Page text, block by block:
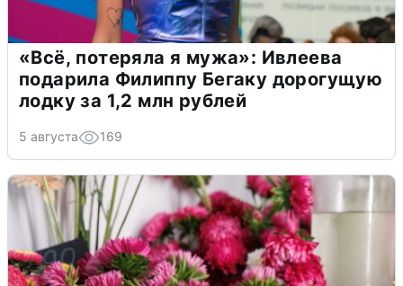
«Всё, потеряла я мужа»: Ивлеева
подарила Филиппу Бегаку дорогущую
лодку за 1,2 млн рублей
5 августа 169